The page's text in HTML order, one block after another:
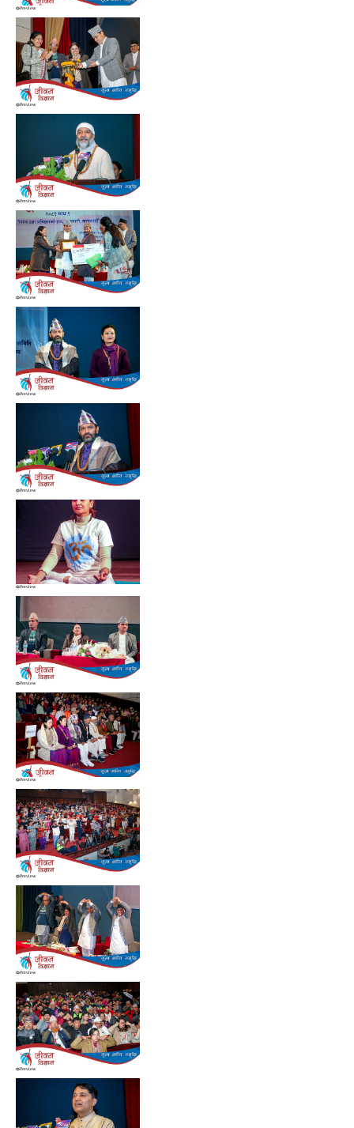
Preview
Preview
Preview
Preview
Preview
Preview
Preview
Preview
Preview
Preview
Preview
Preview